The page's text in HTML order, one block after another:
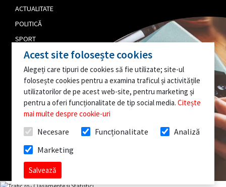
ACTUALITATE
POLITICĂ
SPORT
CULTURĂ
PUBLICITATE
EDITORIAL
AI O INFORMAȚIE
INTERESANTĂ?
SCRIE-NE!
Toate drepturile rezervate @InfoBistrita.ro
Acest site folosește cookies
Alegeți care tipuri de cookies să fie utilizate; site-ul
folosește cookies pentru a examina traficul și activitățile
utilizatorilor de pe acest web-site, pentru marketing și
pentru a oferi funcționalitate de tip social media. Citește
mai multe despre cookie-uri
Necesare Funcționalitate
Analiză
Marketing
Salvează